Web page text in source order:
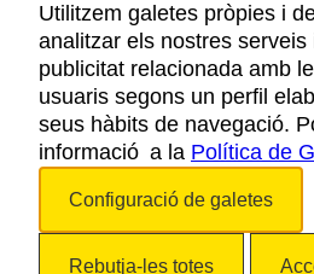
AVÍS LEGAL
POLÍTICA DE
COOKIES
Utilitzem galetes pròpies i
analitzar els nostres serveis
publicitat relacionada amb
usuaris segons un perfil
seus hàbits de navegació.
informació a la Política de
Configuració de galetes
Rebutja-les totes